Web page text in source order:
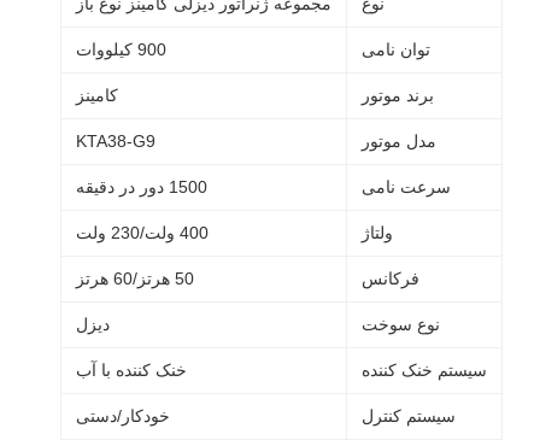
توان نامی 900 کیلووات
برند موتور کامینز
مدل موتور KTA38-G9
سرعت نامی 1500 دور در دقیقه
ولتاژ 400 ولت/230 ولت
فرکانس 50 هرتز/60 هرتز
نوع سوخت دیزل
سیستم خنک کننده خنک کننده با آب
سیستم کنترل خودکار/دستی